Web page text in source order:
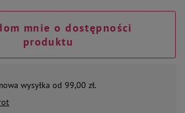
mnie o dostępności
produktu
wysyłka od 99,00 zł.